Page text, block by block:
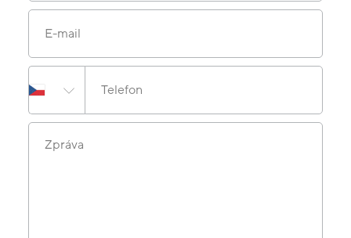
E-mail
Telefon
Zpráva